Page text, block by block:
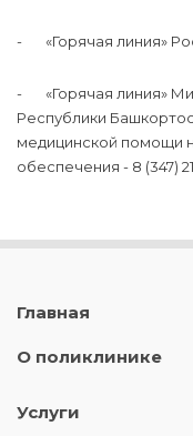
- «Горячая линия»
- «Горячая линия»
Республики
медицинской помощи
обеспечения - 8 (347)
Главная
О поликлинике
Услуги